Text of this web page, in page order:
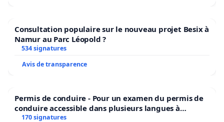
Consultation populaire sur le nouveau projet Besix à
Namur au Parc Léopold ?
534 signatures
Avis de transparence
Permis de conduire - Pour un examen du permis de
conduire accessible dans plusieurs langues à
Bruxelles
170 signatures